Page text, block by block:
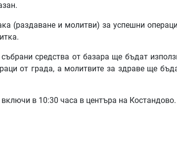
(раздаване и молитви) за успешни
средства от базара ще бъдат
от града, а молитвите за здраве ще
в 10:30 часа в центъра на Костандово.